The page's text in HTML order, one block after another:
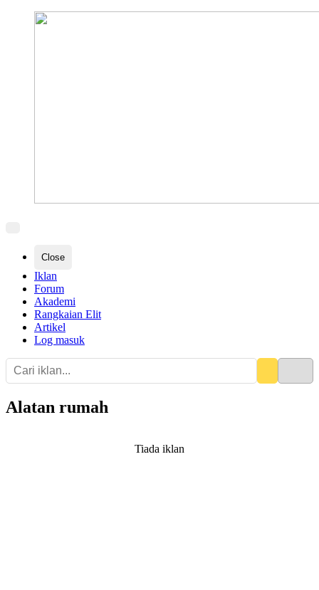
Close
Iklan
Forum
Akademi
Rangkaian Elit
Artikel
Log masuk
Alatan rumah
Tiada iklan